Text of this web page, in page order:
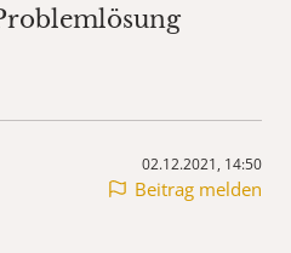
02.12.2021, 14:50
Beitrag melden